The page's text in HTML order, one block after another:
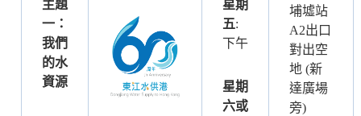
主題
一：
我們
的水
資源
星期
五:
下午
星期
六或
埔墟站
A2出口
對出空
地 (新
達廣場
旁)